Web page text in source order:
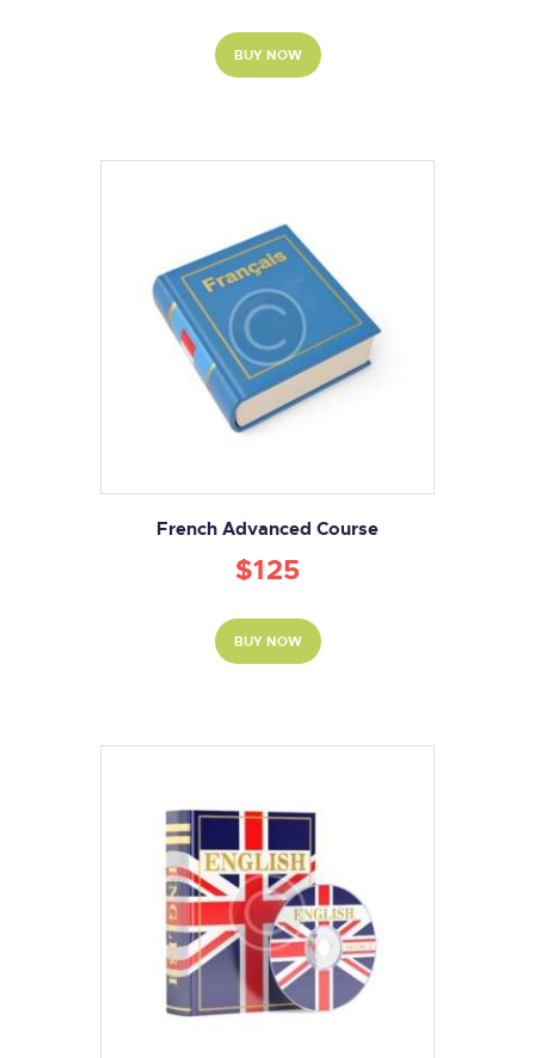
BUY NOW
French Advanced Course
$125
BUY NOW